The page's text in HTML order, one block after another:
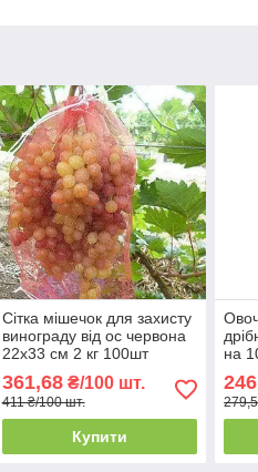
Сітка мішечок для захисту
винограду від ос червона
22х33 см 2 кг 100шт
361,68₴/100 шт.
411 ₴/100 шт.
Купити
на
246